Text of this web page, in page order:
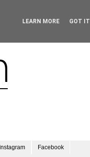
Instagram Facebook
LEARN MORE GOT IT